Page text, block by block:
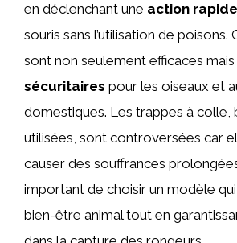
en déclenchant une action rapide
souris sans l’utilisation de poisons.
sont non seulement efficaces mais
sécuritaires pour les oiseaux et
domestiques. Les trappes à colle,
utilisées, sont controversées car
causer des souffrances
important de choisir un modèle
bien-être animal tout en